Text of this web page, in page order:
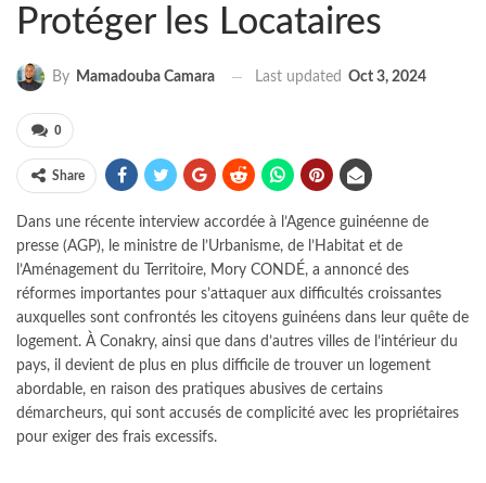
Protéger les Locataires
By Mamadouba Camara Last updated Oct 3, 2024
0
Share
Dans une récente interview accordée à l’Agence guinéenne de
presse (AGP), le ministre de l’Urbanisme, de l’Habitat et de
l’Aménagement du Territoire, Mory CONDÉ, a annoncé des
réformes importantes pour s’attaquer aux difficultés croissantes
auxquelles sont confrontés les citoyens guinéens dans leur quête de
logement. À Conakry, ainsi que dans d’autres villes de l’intérieur du
pays, il devient de plus en plus difficile de trouver un logement
abordable, en raison des pratiques abusives de certains
démarcheurs, qui sont accusés de complicité avec les propriétaires
pour exiger des frais excessifs.